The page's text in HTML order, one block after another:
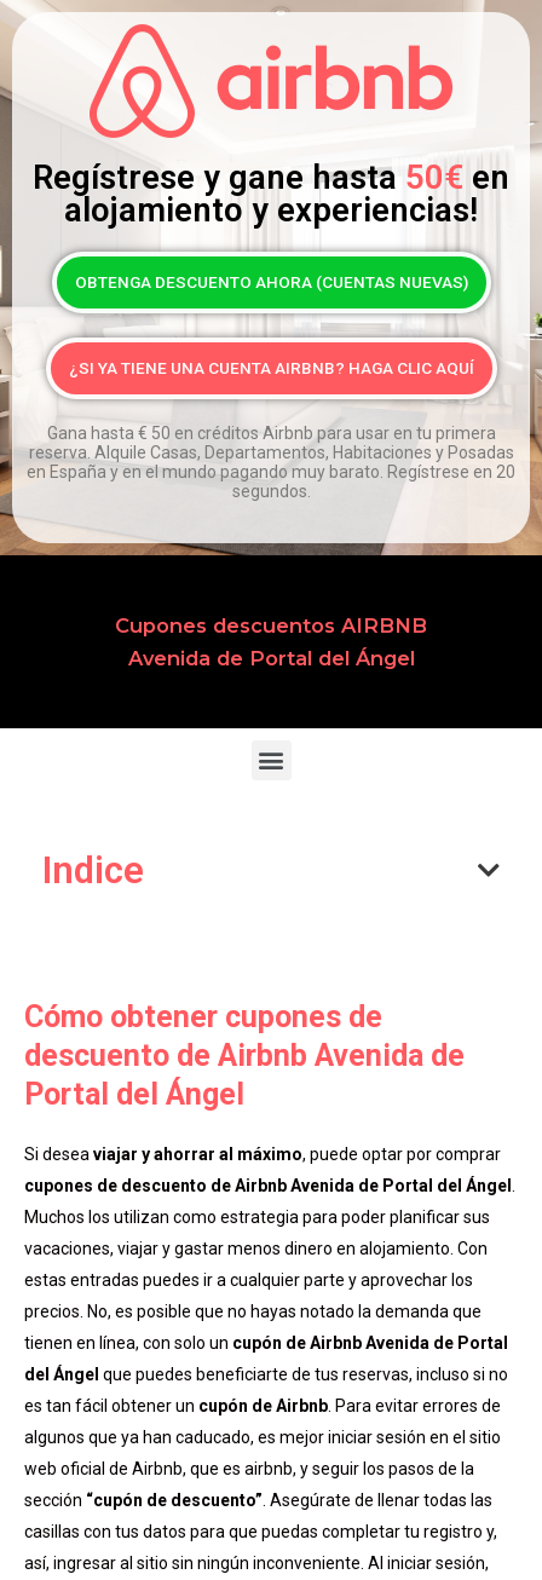
Regístrese y gane hasta 50€ en
alojamiento y experiencias!
OBTENGA DESCUENTO AHORA (CUENTAS NUEVAS)
¿SI YA TIENE UNA CUENTA AIRBNB? HAGA CLIC AQUÍ
Gana hasta € 50 en créditos Airbnb para usar en tu primera
reserva. Alquile Casas, Departamentos, Habitaciones y Posadas
en España y en el mundo pagando muy barato. Regístrese en 20
segundos.
Cupones descuentos AIRBNB
Avenida de Portal del Ángel
Indice
Cómo obtener cupones de
descuento de Airbnb Avenida de
Portal del Ángel
Si desea viajar y ahorrar al máximo, puede optar por comprar
cupones de descuento de Airbnb Avenida de Portal del Ángel
Muchos los utilizan como estrategia para poder planificar sus
vacaciones, viajar y gastar menos dinero en alojamiento. Con
estas entradas puedes ir a cualquier parte y aprovechar los
precios. No, es posible que no hayas notado la demanda que
tienen en línea, con solo un cupón de Airbnb Avenida de Portal
del Ángel que puedes beneficiarte de tus reservas, incluso si no
es tan fácil obtener un cupón de Airbnb . Para evitar errores de
algunos que ya han caducado, es mejor iniciar sesión en el sitio
web oficial de Airbnb, que es airbnb, y seguir los pasos de la
sección “cupón de descuento” . Asegúrate de llenar todas las
casillas con tus datos para que puedas completar tu registro y,
así, ingresar al sitio sin ningún inconveniente. Al iniciar sesión,